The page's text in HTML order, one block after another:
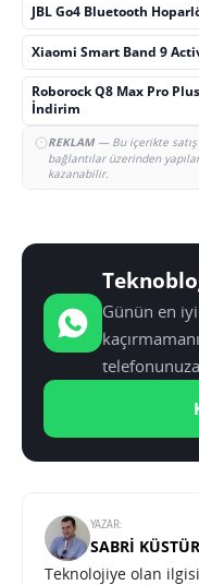
JBL Go4 Bluetooth
Xiaomi Smart Band 9
Roborock Q8 Max Pro
İndirim
REKLAM— Bu içerikte satış
bağlantılar üzerinden
kazanabilir.
Günün en
YAZAR:
SABRI KÜSTÜR
Teknolojiye olan ilgisi